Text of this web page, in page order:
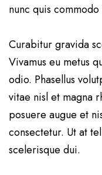
nunc quis
Curabitur gravida
Vivamus eu metus
odio. Phasellus
vitae nisl et magna
posuere augue et
consectetur. Ut at
scelerisque dui.